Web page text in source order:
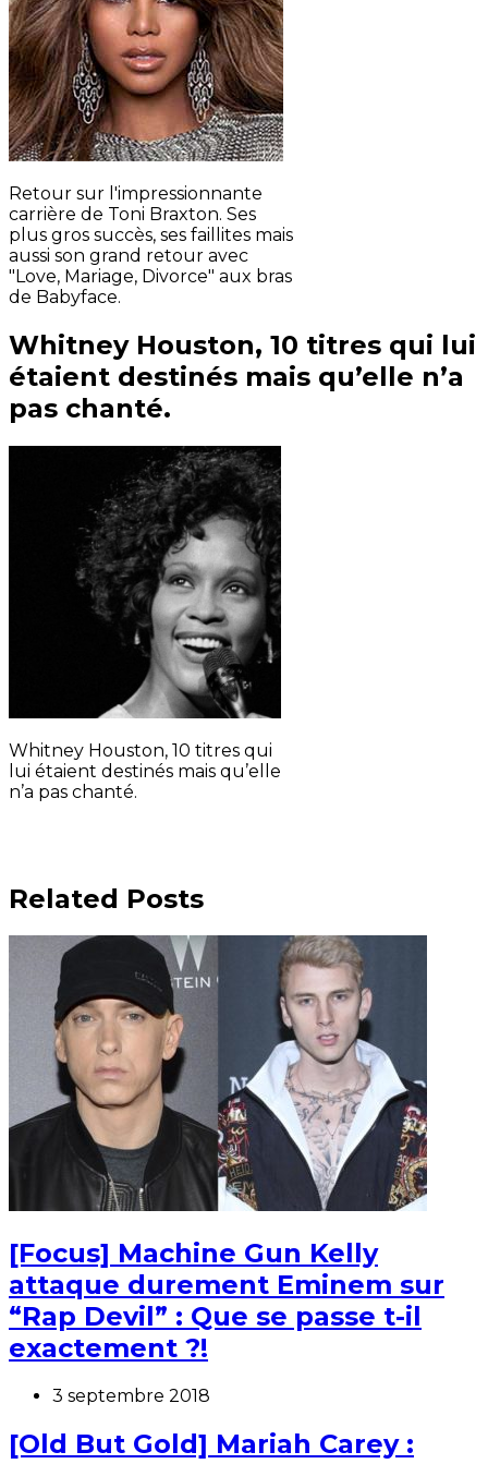
Retour sur l'impressionnante
carrière de Toni Braxton. Ses
plus gros succès, ses faillites mais
aussi son grand retour avec
"Love, Mariage, Divorce" aux bras
de Babyface.
Whitney Houston, 10 titres qui lui
étaient destinés mais qu’elle n’a
pas chanté.
Whitney Houston, 10 titres qui
lui étaient destinés mais qu’elle
n’a pas chanté.
Related Posts
[Focus] Machine Gun Kelly
attaque durement Eminem sur
“Rap Devil” : Que se passe t-il
exactement ?!
3 septembre 2018
[Old But Gold] Mariah Carey :